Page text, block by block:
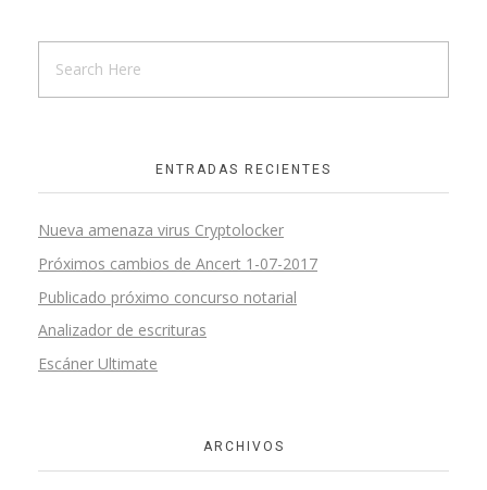
ENTRADAS RECIENTES
Nueva amenaza virus Cryptolocker
Próximos cambios de Ancert 1-07-2017
Publicado próximo concurso notarial
Analizador de escrituras
Escáner Ultimate
ARCHIVOS